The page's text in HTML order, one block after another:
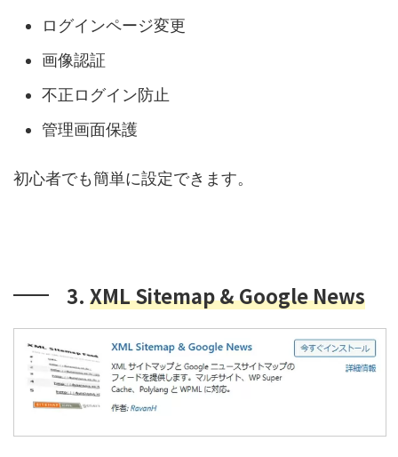
ログインページ変更
画像認証
不正ログイン防止
管理画面保護
初心者でも簡単に設定できます。
3. XML Sitemap & Google News